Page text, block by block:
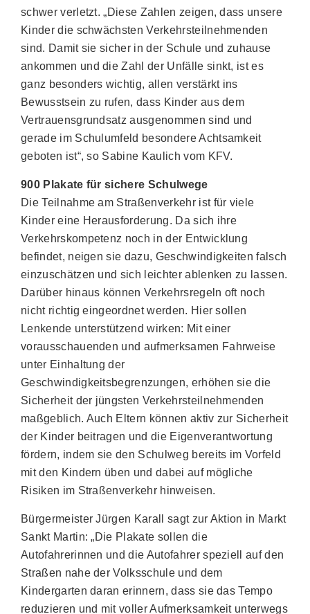
schwer verletzt. „Diese Zahlen zeigen, dass unsere
Kinder die schwächsten Verkehrsteilnehmenden
sind. Damit sie sicher in der Schule und zuhause
ankommen und die Zahl der Unfälle sinkt, ist es
ganz besonders wichtig, allen verstärkt ins
Bewusstsein zu rufen, dass Kinder aus dem
Vertrauensgrundsatz ausgenommen sind und
gerade im Schulumfeld besondere Achtsamkeit
geboten ist“, so Sabine Kaulich vom KFV.
900 Plakate für sichere Schulwege
Die Teilnahme am Straßenverkehr ist für viele
Kinder eine Herausforderung. Da sich ihre
Verkehrskompetenz noch in der Entwicklung
befindet, neigen sie dazu, Geschwindigkeiten falsch
einzuschätzen und sich leichter ablenken zu lassen.
Darüber hinaus können Verkehrsregeln oft noch
nicht richtig eingeordnet werden. Hier sollen
Lenkende unterstützend wirken: Mit einer
vorausschauenden und aufmerksamen Fahrweise
unter Einhaltung der
Geschwindigkeitsbegrenzungen, erhöhen sie die
Sicherheit der jüngsten Verkehrsteilnehmenden
maßgeblich. Auch Eltern können aktiv zur Sicherheit
der Kinder beitragen und die Eigenverantwortung
fördern, indem sie den Schulweg bereits im Vorfeld
mit den Kindern üben und dabei auf mögliche
Risiken im Straßenverkehr hinweisen.
Bürgermeister Jürgen Karall sagt zur Aktion in Markt
Sankt Martin: „Die Plakate sollen die
Autofahrerinnen und die Autofahrer speziell auf den
Straßen nahe der Volksschule und dem
Kindergarten daran erinnern, dass sie das Tempo
reduzieren und mit voller Aufmerksamkeit unterwegs